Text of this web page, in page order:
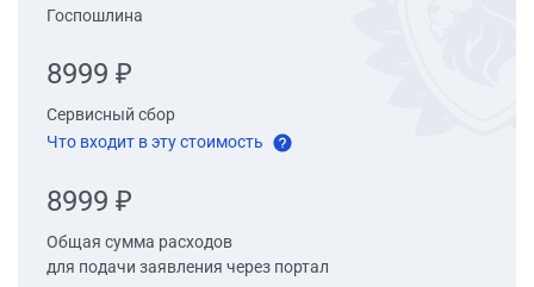
Госпошлина
8999 ₽
Сервисный сбор
Что входит в эту стоимость
8999 ₽
Общая сумма расходов
для подачи заявления через портал